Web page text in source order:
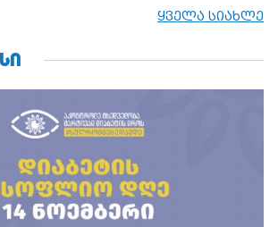
ყველა სიახლე